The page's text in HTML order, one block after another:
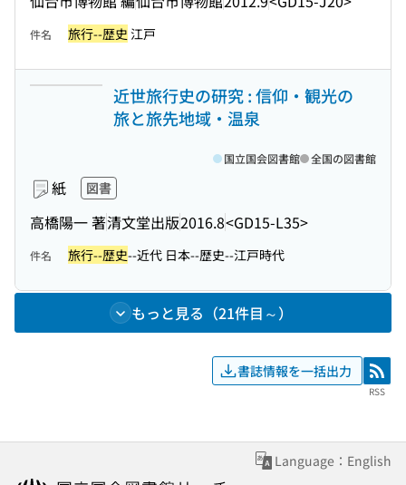
件名 旅行--歴史 江戸
近世旅行史の研究 : 信仰・観光の
旅と旅先地域・温泉
紙 図書
高橋陽一 著清文堂出版2016.8<GD15-L35>
国立国会図書館 全国の図書館
件名 旅行--歴史--近代 日本--歴史--江戸時代
もっと見る（21件目～）
書誌情報を一括出力 RSS
RSS
Language：English